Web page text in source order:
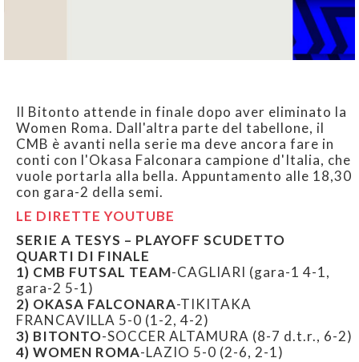
Il Bitonto attende in finale dopo aver eliminato la
Women Roma. Dall'altra parte del tabellone, il
CMB è avanti nella serie ma deve ancora fare in
conti con l'Okasa Falconara campione d'Italia, che
vuole portarla alla bella. Appuntamento alle 18,30
con gara-2 della semi.
LE DIRETTE YOUTUBE
SERIE A TESYS – PLAYOFF SCUDETTO
QUARTI DI FINALE
1) CMB FUTSAL TEAM-CAGLIARI (gara-1 4-1,
gara-2 5-1)
2) OKASA FALCONARA-TIKITAKA
FRANCAVILLA 5-0 (1-2, 4-2)
3) BITONTO-SOCCER ALTAMURA (8-7 d.t.r., 6-2)
4) WOMEN ROMA-LAZIO 5-0 (2-6, 2-1)